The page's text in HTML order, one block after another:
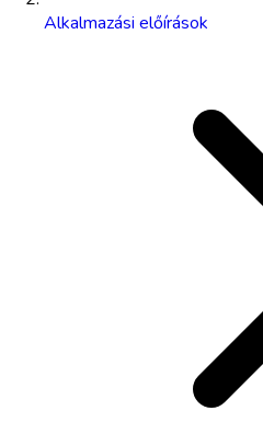
Alkalmazási előírások